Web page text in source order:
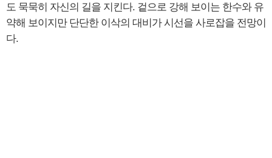
도 묵묵히 자신의 길을 지킨다. 겉으로 강해 보이는 한수와 유
약해 보이지만 단단한 이삭의 대비가 시선을 사로잡을 전망이
다.